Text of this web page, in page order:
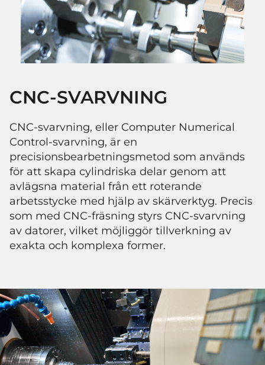
CNC-SVARVNING
CNC-svarvning, eller Computer Numerical
Control-svarvning, är en
precisionsbearbetningsmetod som används
för att skapa cylindriska delar genom att
avlägsna material från ett roterande
arbetsstycke med hjälp av skärverktyg. Precis
som med CNC-fräsning styrs CNC-svarvning
av datorer, vilket möjliggör tillverkning av
exakta och komplexa former.